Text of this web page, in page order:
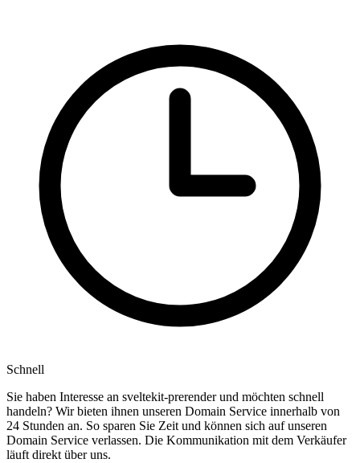
Schnell
Sie haben Interesse an sveltekit-prerender und möchten schnell
handeln? Wir bieten ihnen unseren Domain Service innerhalb von
24 Stunden an. So sparen Sie Zeit und können sich auf unseren
Domain Service verlassen. Die Kommunikation mit dem Verkäufer
läuft direkt über uns.